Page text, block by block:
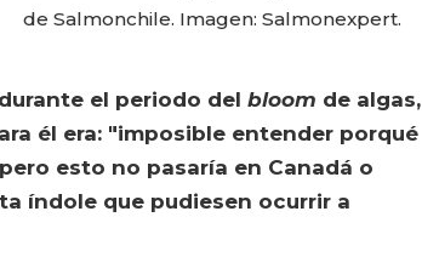
de Salmonchile. Imagen: Salmonexpert.
el periodo delbloom de algas,
él era: "imposible entender porqué
esto no pasaría en Canadá o
índole que pudiesen ocurrir a